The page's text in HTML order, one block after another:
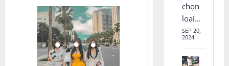
Trade
Global
lừa
đảo
không?
chọn
loại...
SEP 20,
2024